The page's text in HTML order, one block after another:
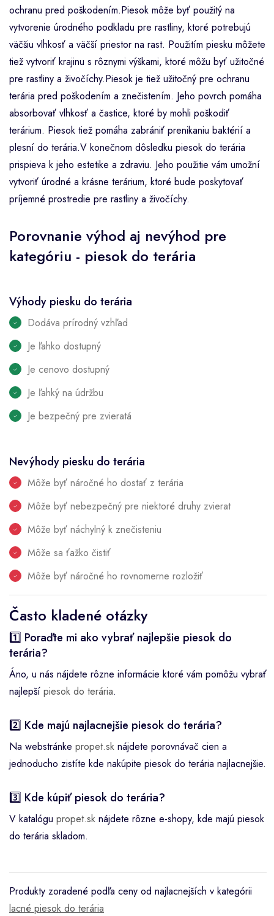
ochranu pred poškodením.Piesok môže byť použitý na
vytvorenie úrodného podkladu pre rastliny, ktoré potrebujú
väčšiu vlhkosť a väčší priestor na rast. Použitím piesku môžete
tiež vytvoriť krajinu s rôznymi výškami, ktoré môžu byť užitočné
pre rastliny a živočíchy.Piesok je tiež užitočný pre ochranu
terária pred poškodením a znečistením. Jeho povrch pomáha
absorbovať vlhkosť a častice, ktoré by mohli poškodiť
terárium. Piesok tiež pomáha zabrániť prenikaniu baktérií a
plesní do terária.V konečnom dôsledku piesok do terária
prispieva k jeho estetike a zdraviu. Jeho použitie vám umožní
vytvoriť úrodné a krásne terárium, ktoré bude poskytovať
príjemné prostredie pre rastliny a živočíchy.
Porovnanie výhod aj nevýhod pre
kategóriu - piesok do terária
Výhody piesku do terária
Dodáva prírodný vzhľad
Je ľahko dostupný
Je cenovo dostupný
Je ľahký na údržbu
Je bezpečný pre zvieratá
Nevýhody piesku do terária
Môže byť náročné ho dostať z terária
Môže byť nebezpečný pre niektoré druhy zvierat
Môže byť náchylný k znečisteniu
Môže sa ťažko čistiť
Môže byť náročné ho rovnomerne rozložiť
Často kladené otázky
1️⃣ Poraďte mi ako vybrať najlepšie piesok do
terária?
Áno, u nás nájdete rôzne informácie ktoré vám pomôžu vybrať
najlepší piesok do terária.
2️⃣ Kde majú najlacnejšie piesok do terária?
Na webstránke propet.sk nájdete porovnávač cien a
jednoducho zistíte kde nakúpite piesok do terária najlacnejšie.
3️⃣ Kde kúpiť piesok do terária?
V katalógu propet.sk nájdete rôzne e-shopy, kde majú piesok
do terária skladom.
Produkty zoradené podľa ceny od najlacnejších v kategórii
lacné piesok do terária